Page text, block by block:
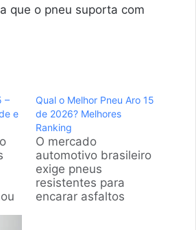
que o pneu suporta com
–
e
Qual o Melhor Pneu Aro 15
de 2026? Melhores
Ranking
O mercado
automotivo brasileiro
exige pneus
resistentes para
encarar asfaltos